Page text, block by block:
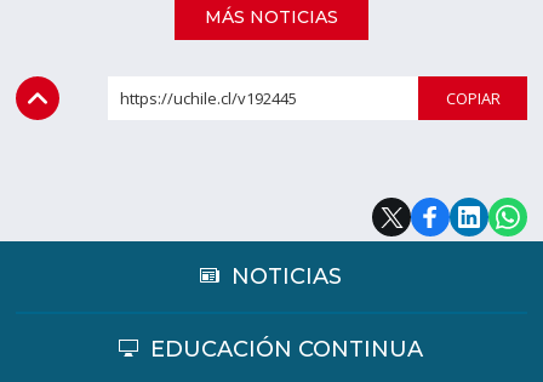
MÁS NOTICIAS
https://uchile.cl/v192445
NOTICIAS
EDUCACIÓN CONTINUA